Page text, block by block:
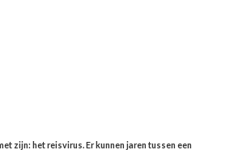
zijn: het reisvirus. Er kunnen jaren tussen een